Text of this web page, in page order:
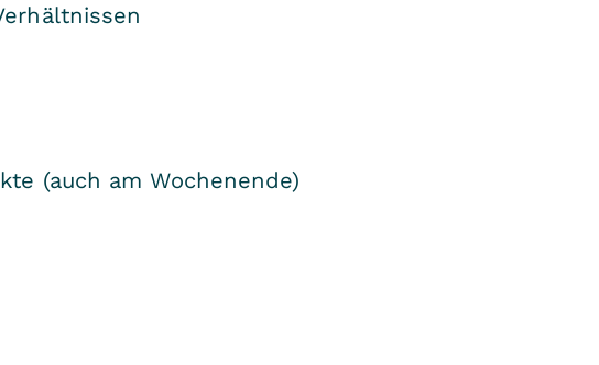
(auch am Wochenende)